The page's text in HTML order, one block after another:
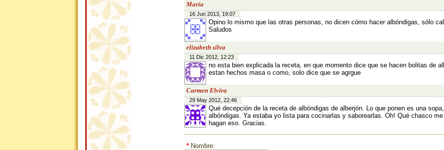
María
16 Jun 2013, 19:07
Opino lo mismo que las otras personas, no dicen cómo hacer albóndigas, sólo
Saludos
elizabeth silva
11 Dic 2012, 12:23
no esta bien explicada la receta, en que momento dice que se hacen bolitas de
estan hechos masa o como, solo dice que se agrgue
Carmen Elvira
29 May 2012, 22:46
Qué decepción de la receta de albóndigas de alberjón. Lo que ponen es una
albóndigas. Ya estaba yo lista para cocinarlas y saborearlas. Oh! Qué chasco
hagan eso. Gracias.
* Nombre: